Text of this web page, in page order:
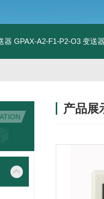
器 GPAX-A2-F1-P2-O3 变送
产品展